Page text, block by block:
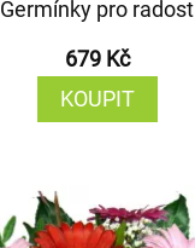
Germínky pro radost
679 Kč
KOUPIT